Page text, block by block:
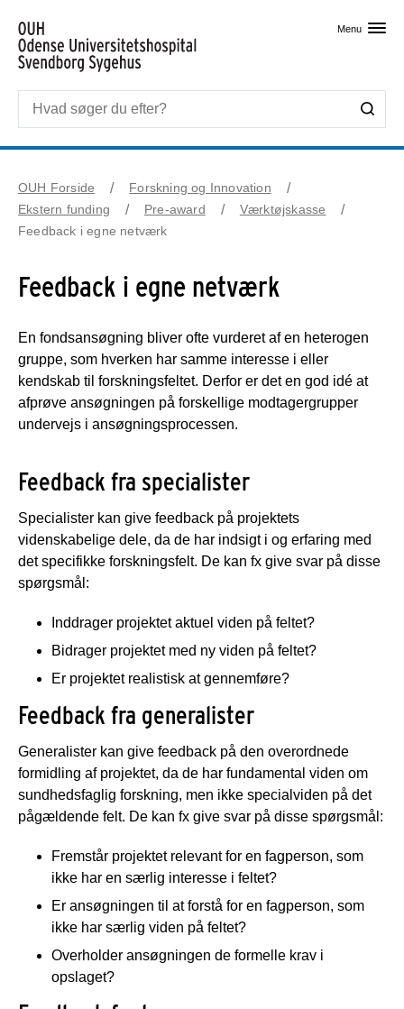
Menu
OUH Forside
Forskning og Innovation
Ekstern funding
Pre-award
Værktøjskasse
Feedback i egne netværk
Feedback i egne netværk
En fondsansøgning bliver ofte vurderet af en heterogen
gruppe, som hverken har samme interesse i eller
kendskab til forskningsfeltet. Derfor er det en god idé at
afprøve ansøgningen på forskellige modtagergrupper
undervejs i ansøgningsprocessen.
Feedback fra specialister
Specialister kan give feedback på projektets
videnskabelige dele, da de har indsigt i og erfaring med
det specifikke forskningsfelt. De kan fx give svar på disse
spørgsmål:
Inddrager projektet aktuel viden på feltet?
Bidrager projektet med ny viden på feltet?
Er projektet realistisk at gennemføre?
Feedback fra generalister
Generalister kan give feedback på den overordnede
formidling af projektet, da de har fundamental viden om
sundhedsfaglig forskning, men ikke specialviden på det
pågældende felt. De kan fx give svar på disse spørgsmål:
Fremstår projektet relevant for en fagperson, som
ikke har en særlig interesse i feltet?
Er ansøgningen til at forstå for en fagperson, som
ikke har særlig viden på feltet?
Overholder ansøgningen de formelle krav i
opslaget?